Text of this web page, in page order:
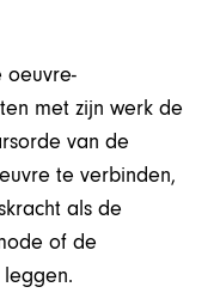
oeuvre-
met zijn werk de
van de
te verbinden,
als de
of de